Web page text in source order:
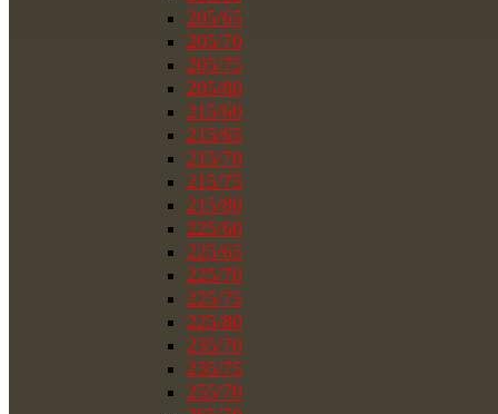
205/65
205/70
205/75
205/80
215/60
215/65
215/70
215/75
215/80
225/60
225/65
225/70
225/75
225/80
235/70
235/75
255/70